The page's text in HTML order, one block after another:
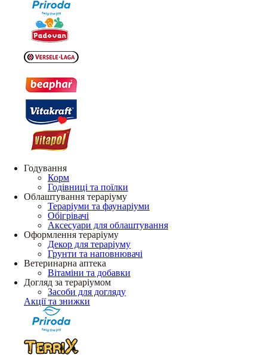
Годування
Корм
Годівниці та поїлки
Облаштування тераріуму
Тераріуми та фаунаріуми
Обігрівачі
Аксесуари для облаштування
Оформлення тераріуму
Декор для тераріуму
Грунти та наповнювачі
Ветеринарна аптека
Вітаміни та добавки
Догляд за тераріумом
Засоби для догляду
Акції та знижки